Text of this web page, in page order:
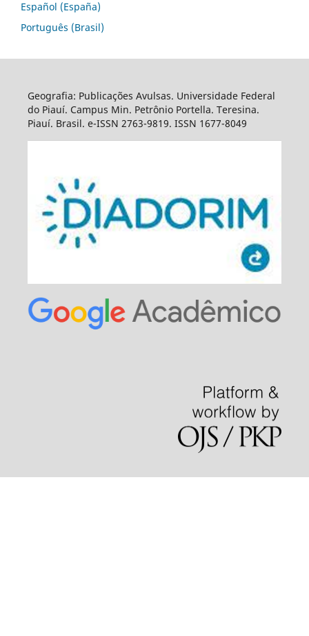
Español (España)
Português (Brasil)
Geografia: Publicações Avulsas. Universidade Federal
do Piauí. Campus Min. Petrônio Portella. Teresina.
Piauí. Brasil. e-ISSN 2763-9819. ISSN 1677-8049